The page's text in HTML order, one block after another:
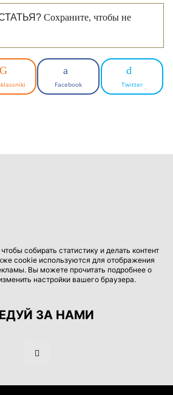
Сохраните, чтобы не
Facebook Twitter
собирать статистику и делать контент
cookie используются для отображения
Вы можете прочитать подробнее о
настройки вашего браузера.
ЗА НАМИ